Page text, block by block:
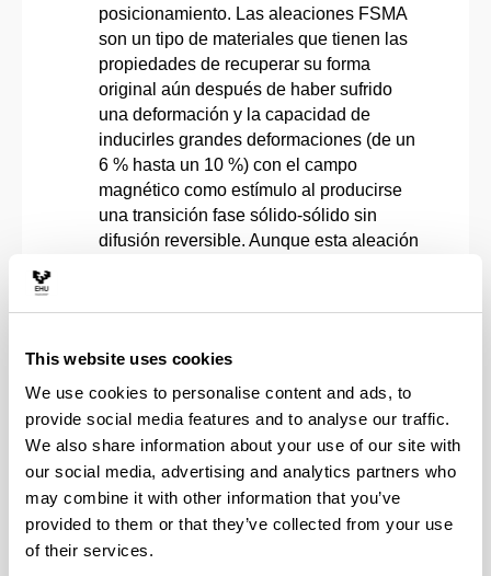
This website uses cookies
We use cookies to personalise content and ads, to
provide social media features and to analyse our traffic.
We also share information about your use of our site with
our social media, advertising and analytics partners who
may combine it with other information that you’ve
provided to them or that they’ve collected from your use
of their services.
posicionamiento. Las aleaciones FSMA
son un tipo de materiales que tienen las
propiedades de recuperar su forma
original aún después de haber sufrido
una deformación y la capacidad de
inducirles grandes deformaciones (de un
6 % hasta un 10 %) con el campo
magnético como estímulo al producirse
una transición fase sólido-sólido sin
difusión reversible. Aunque esta aleación
asimétrica, es un material frágil y tiene
Los campos magnéticos son generados
por dos pares de bobinas ortogonales
para inducir la expansión y contracción
del elemento FSMA, un monocristal de la
aleación de Níquel-Manganeso-Galio
(Ni2MnGa). La metodología de modelado
estudiada que ha dado mejores
resultados ha sido mediante el método